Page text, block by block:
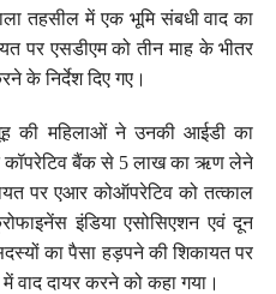
तहसील में एक भूमि संबधी वाद का
पर एसडीएम को तीन माह के भीतर
के निर्देश दिए गए।
की महिलाओं ने उनकी आईडी का
कॉपरेटिव बैंक से 5 लाख का ऋण लेने
पर एआर कोऑपरेटिव को तत्काल
इंडिया एसोसिएशन एवं दून
का पैसा हड़पने की शिकायत पर
वाद दायर करने को कहा गया।